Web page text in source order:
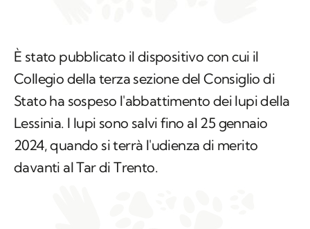
È stato pubblicato il dispositivo con cui il
Collegio della terza sezione del Consiglio di
Stato ha sospeso l'abbattimento dei lupi della
Lessinia. I lupi sono salvi fino al 25 gennaio
2024, quando si terrà l'udienza di merito
davanti al Tar di Trento.